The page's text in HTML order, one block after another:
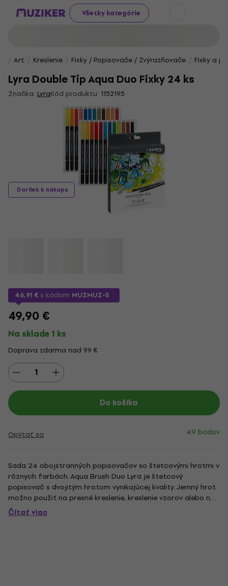
Všetky kategórie
Art Kreslenie Fixky / Popisovače / Zvýrazňovače Fixky a
Lyra Double Tip Aqua Duo Fixky 24 ks
Značka: LyraKód produktu: 1152195
Darček k nákupu
46,91 € s kódom MUZMUZ-5
49,90 €
Na sklade 1 ks
Doprava zdarma nad 99 €
Do košíka
Opýtať sa 49 bodov
Sada 24 obojstranných popisovačov so štetcovými hrotmi v
rôznych farbách. Aqua Brush Duo Lyra je štetcový
popisovač s dvojitým hrotom vynikajúcej kvality. Jemný hrot
možno použiť na presné kreslenie, kreslenie vzorov alebo na
vytváranie obrysov a detailov. Hlava štetca je široká a
flexibilná. Tento nástroj umožňuje veľmi jemné ťahy
Čítať viac